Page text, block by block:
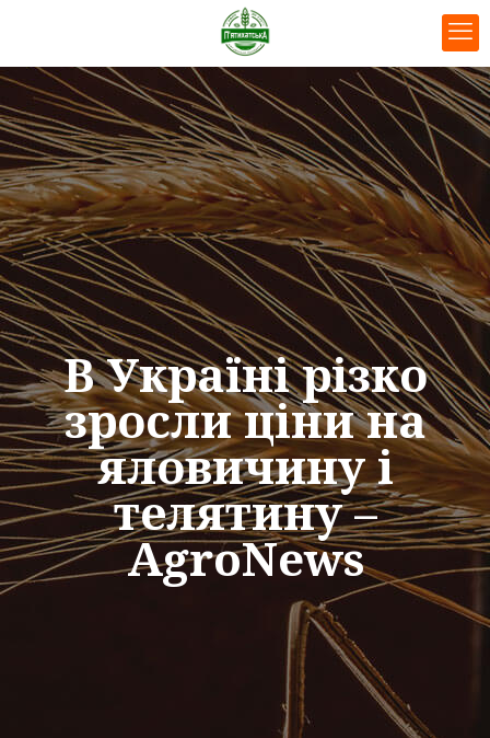
В Україні різко
зросли ціни на
яловичину і
телятину –
AgroNews